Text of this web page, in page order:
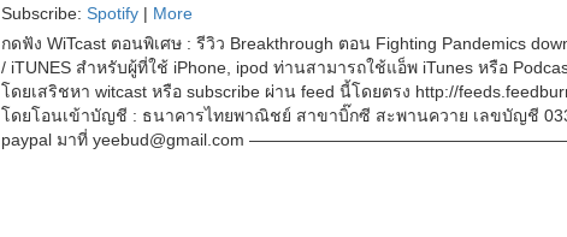
Subscribe: Spotify| More
กดฟัง WiTcast ตอนพิเศษ : รีวิว Breakthrough ตอน Fighting Pandemics
/ iTUNES สำหรับผู้ที่ใช้ iPhone, ipod ท่านสามารถใช้แอ็พ iTunes หรือ
โดยเสริชหา witcast หรือ subscribe ผ่าน feed นี้โดยตรง http://
โดยโอนเข้าบัญชี : ธนาคารไทยพาณิชย์ สาขาบิ๊กซี สะพานควาย เลขบัญชี
paypal มาที่ yeebud@gmail.com